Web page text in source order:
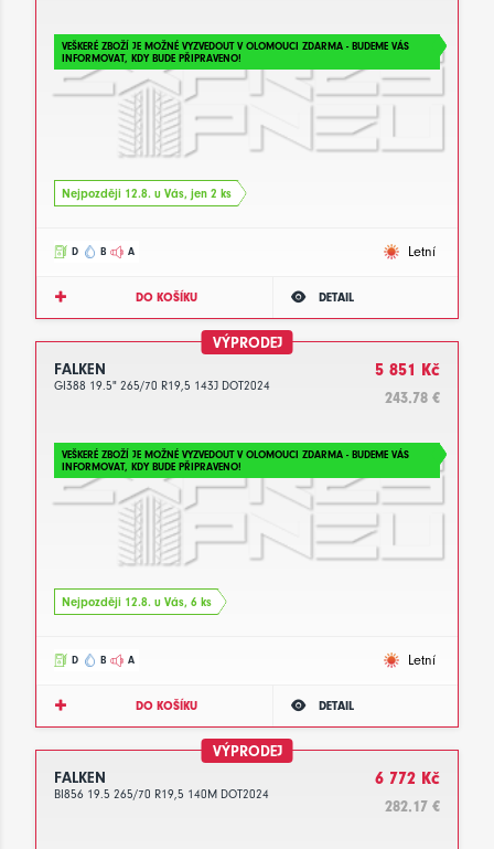
VEŠKERÉ ZBOŽÍ JE MOŽNÉ VYZVEDOUT V OLOMOUCI ZDARMA - BUDEME VÁS
INFORMOVAT, KDY BUDE PŘIPRAVENO!
Nejpozději 12.8. u Vás, jen 2 ks
D B A Letní
DO KOŠÍKU DETAIL
VÝPRODEJ
FALKEN
GI388 19.5" 265/70 R19,5 143J DOT2024
5 851 Kč
243.78 €
VEŠKERÉ ZBOŽÍ JE MOŽNÉ VYZVEDOUT V OLOMOUCI ZDARMA - BUDEME VÁS
INFORMOVAT, KDY BUDE PŘIPRAVENO!
Nejpozději 12.8. u Vás, 6 ks
D B A Letní
DO KOŠÍKU DETAIL
VÝPRODEJ
FALKEN
BI856 19.5 265/70 R19,5 140M DOT2024
6 772 Kč
282.17 €